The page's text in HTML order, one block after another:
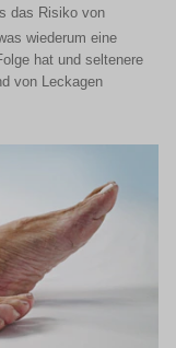
das Risiko von
was wiederum eine
hat und seltenere
von Leckagen